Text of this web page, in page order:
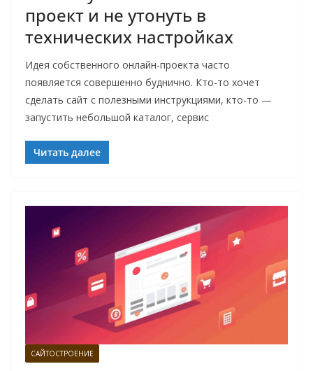
проект и не утонуть в
технических настройках
Идея собственного онлайн-проекта часто
появляется совершенно буднично. Кто-то хочет
сделать сайт с полезными инструкциями, кто-то —
запустить небольшой каталог, сервис
Читать далее
САЙТОСТРОЕНИЕ